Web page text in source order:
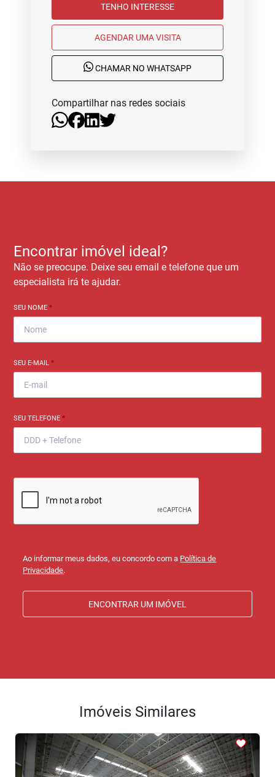
TENHO INTERESSE
AGENDAR UMA VISITA
CHAMAR NO WHATSAPP
Compartilhar nas redes sociais
Encontrar imóvel ideal?
Não se preocupe. Deixe seu email e telefone que um
especialista irá te ajudar.
SEU NOME*
SEU E-MAIL*
SEU TELEFONE*
Ao informar meus dados, eu concordo com a Política de
Privacidade.
ENCONTRAR UM IMÓVEL
Imóveis Similares
< <